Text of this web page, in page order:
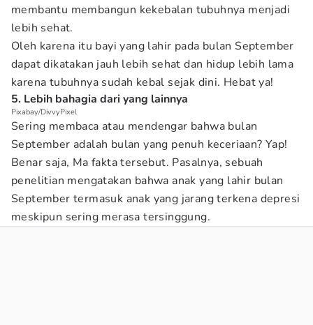
membantu membangun kekebalan tubuhnya menjadi
lebih sehat.
Oleh karena itu bayi yang lahir pada bulan September
dapat dikatakan jauh lebih sehat dan hidup lebih lama
karena tubuhnya sudah kebal sejak dini. Hebat ya!
5. Lebih bahagia dari yang lainnya
Pixabay/DivvyPixel
Sering membaca atau mendengar bahwa bulan
September adalah bulan yang penuh keceriaan? Yap!
Benar saja, Ma fakta tersebut. Pasalnya, sebuah
penelitian mengatakan bahwa anak yang lahir bulan
September termasuk anak yang jarang terkena depresi
meskipun sering merasa tersinggung.